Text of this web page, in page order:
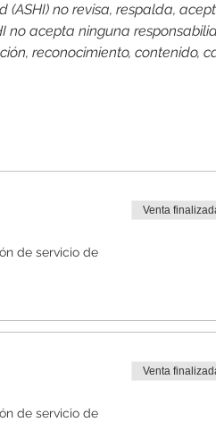
(ASHI) no revisa, respalda,
no acepta ninguna
reconocimiento, contenido,
de servicio de
Venta
de servicio de
Venta